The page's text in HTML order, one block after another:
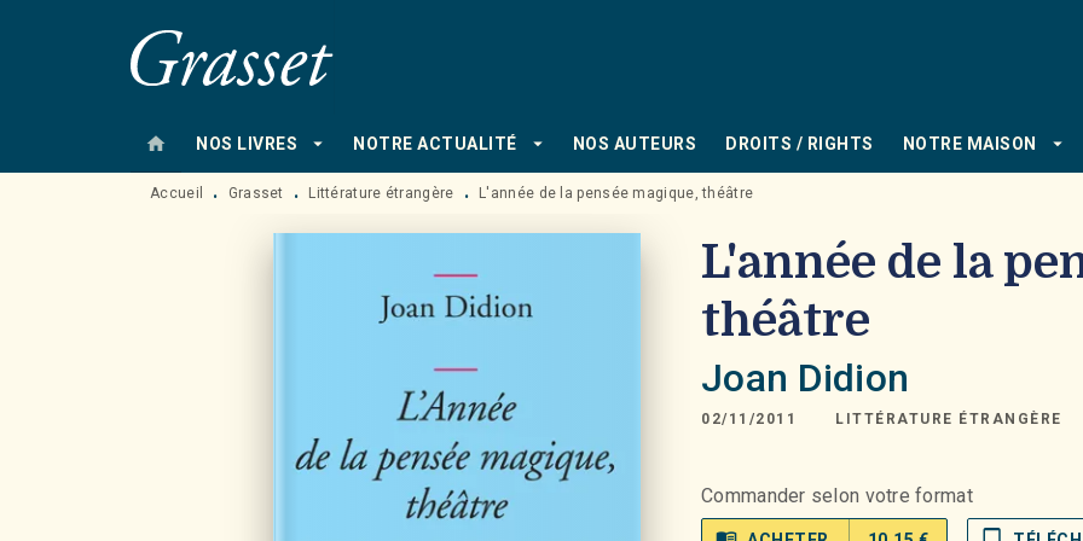
MENU RECHERCHE
home NOS LIVRES arrow_drop_down NOTRE ACTUALITÉ arrow_drop_down NOS AUTEURS DROITS / RIGHTS NOTRE MAISON arrow_drop_down
Accueil • Grasset • Littérature étrangère • L'année de la pensée magique, théâtre
L'année de la
théâtre
Joan Didion
02/11/2011 LITTÉRATURE ÉTRANGÈRE
Commander selon votre format